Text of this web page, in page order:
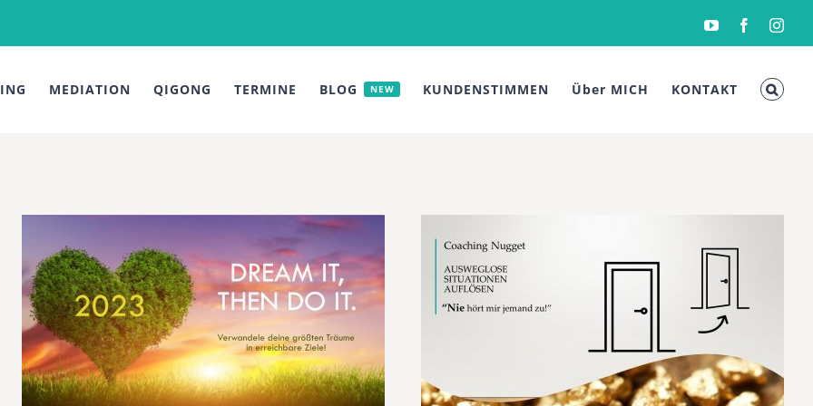
YouTubeFacebook
MEDIATION QIGONG TERMINE BLOG NEW KUNDENSTIMMEN Über MICH KONTAKT